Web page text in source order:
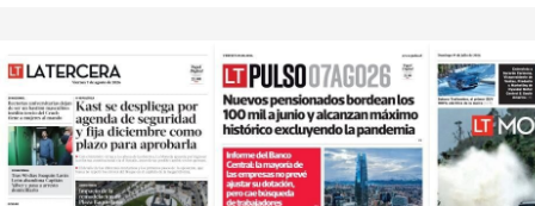
Opens in new window Opens in